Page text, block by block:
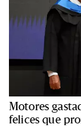
Motores
felices que